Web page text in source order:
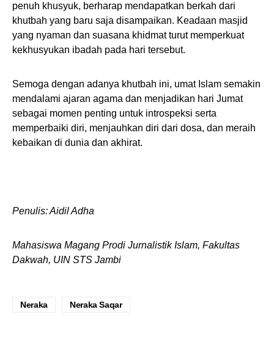
penuh khusyuk, berharap mendapatkan berkah dari
khutbah yang baru saja disampaikan. Keadaan masjid
yang nyaman dan suasana khidmat turut memperkuat
kekhusyukan ibadah pada hari tersebut.
Semoga dengan adanya khutbah ini, umat Islam semakin
mendalami ajaran agama dan menjadikan hari Jumat
sebagai momen penting untuk introspeksi serta
memperbaiki diri, menjauhkan diri dari dosa, dan meraih
kebaikan di dunia dan akhirat.
Penulis: Aidil Adha
Mahasiswa Magang Prodi Jurnalistik Islam, Fakultas
Dakwah, UIN STS Jambi
Neraka Neraka Saqar